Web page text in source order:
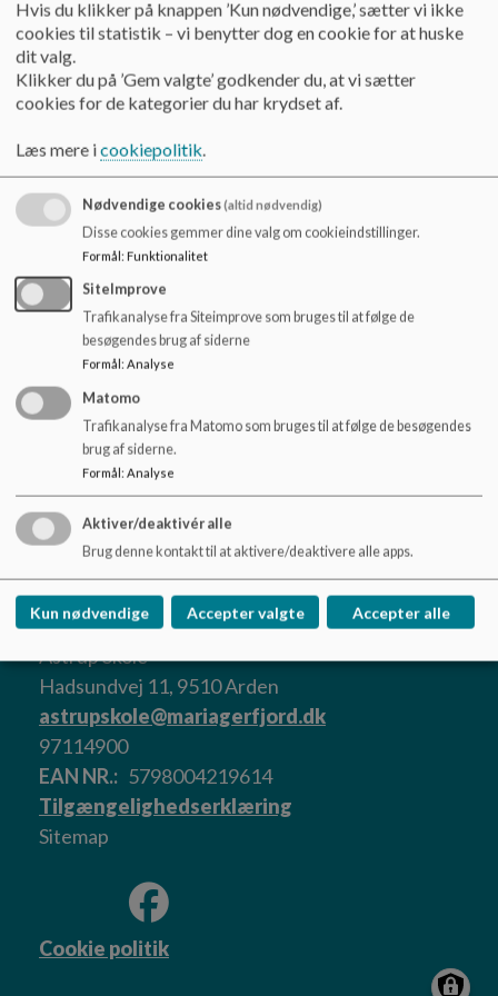
jævnligt, at elever fra den ene SFO gruppe besøger og
deltage i aktiviteter i en af de andre grupper.
SFO-tiden veksler mellem tilpasset leg og læring. Der
tilbydes blandt andet aktiviteter hver dag i form af praktisk
leg og fordybelse. Også i SFO’en er trivsel et nøgleord, og der
efter skoledagen har brug for alenetid.
Den samlede pædagogiske indsats, hvad enten det drejer sig
om undervisning eller SFO-tid, fremgår af den individuelle
undervisningsplan. Fælles er, at der arbejdes med faglig-,
personlig- og social læring, trivsel og udvikling.
Dagligdagen
SFO-dagen starter med eftermiddagsmad, hvorefter
eleverne melder sig på de forskellige aktiviteter, der tilbydes
i løbet af eftermiddagen i de forskellige grupper.
Eftermiddagsmaden finansieres delvis af en månedlig
forældrebetaling på kr. 50,-, som opkræves sammen med den
månedlige betaling for SFO-pladsen.
Astrup Skole
Hadsundvej 11, 9510 Arden
astrupskole@mariagerfjord.dk
97114900
EAN NR.
5798004219614
Tilgængelighedserklæring
Sitemap
Cookie politik
Hvis du klikker på knappen ’Kun nødvendige,’ sætter vi ikke
cookies til statistik – vi benytter dog en cookie for at huske
dit valg.
Klikker du på ’Gem valgte’ godkender du, at vi sætter
cookies for de kategorier du har krydset af.
Læs mere icookiepolitik.
Nødvendige cookies(altid nødvendig)
Disse cookies gemmer dine valg om cookieindstillinger.
Formål: Funktionalitet
SiteImprove
Trafikanalyse fra Siteimprove som bruges til at følge de
besøgendes brug af siderne
Formål : Analyse
Matomo
Trafikanalyse fra Matomo som bruges til at følge de besøgendes
brug af siderne.
Formål: Analyse
Aktiver/deaktivér alle
Brug denne kontakt til at aktivere/deaktivere alle apps.
Kun nødvendige Accepter valgte Accepter alle